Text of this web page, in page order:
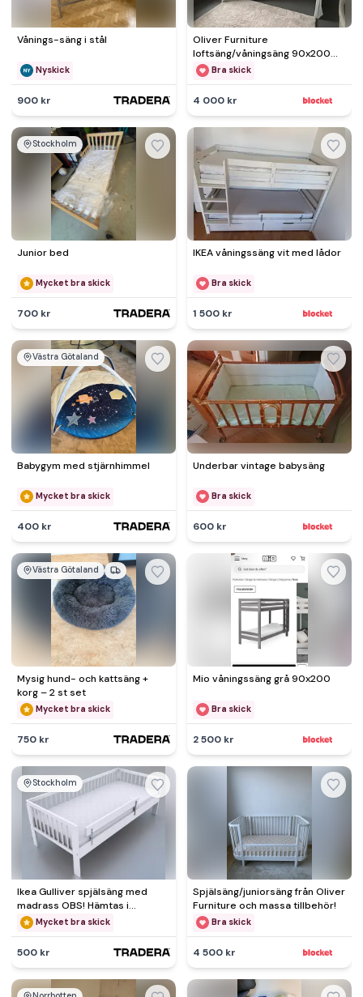
Vånings-säng i stål
Nyskick
900 kr
Oliver Furniture
loftsäng/våningsäng 90x200
cm Bra skick
4 000 kr
Stockholm
Junior bed
Mycket bra skick
700 kr
IKEA våningssäng vit med lådor
Bra skick
1 500 kr
Västra Götaland
Babygym med stjärnhimmel
Mycket bra skick
400 kr
Underbar vintage babysäng
Bra skick
600 kr
Västra Götaland
Mysig hund- och kattsäng +
korg – 2 st set
Mycket bra skick
750 kr
Mio våningssäng grå 90x200
Bra skick
2 500 kr
Stockholm
Ikea Gulliver spjälsäng med
madrass OBS! Hämtas i
BlekingeMycket bra skick
500 kr
Spjälsäng/juniorsäng från Oliver
Furniture och massa tillbehör!
Bra skick
4 500 kr